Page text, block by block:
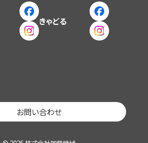
きゃどる
お問い合わせ